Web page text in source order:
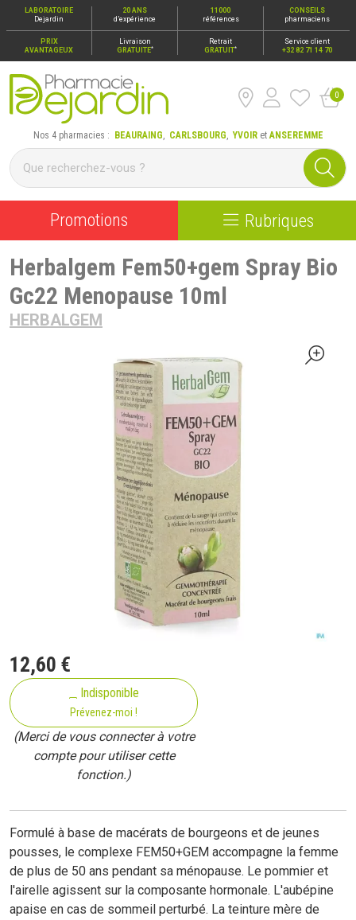
LABORATOIRE
Dejardin
20 ANS
d’expérience
11000
références
CONSEILS
pharmaciens
PRIX
AVANTAGEUX
Livraison
GRATUITE*
Retrait
GRATUIT*
Service client
+32 82 71 14 70
Pharmacie Dejardin Nos 4 pharmacies : Beauraing,
0
Nos 4 pharmacies : BEAURAING, CARLSBOURG,YVOIRetANSEREMME
Promotions Rubriques
Herbalgem Fem50+gem Spray Bio
Gc22 Menopause 10ml
HERBALGEM
12,60 €
Indisponible
Prévenez-moi !
(Merci de vous connecter à votre
compte pour utiliser cette
fonction.)
Formulé à base de macérats de bourgeons et de jeunes
pousses, le complexe FEM50+GEM accompagne la femme
de plus de 50 ans pendant sa ménopause. Le pommier et
l'airelle agissent sur la composante hormonale. L'aubépine
apaise en cas de sommeil perturbé. La teinture mère de